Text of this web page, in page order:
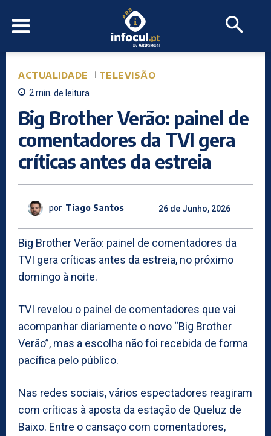
ACTUALIDADE TELEVISÃO
2min. de leitura
Big Brother Verão: painel de
comentadores da TVI gera
críticas antes da estreia
por Tiago Santos 26 de Junho, 2026
Big Brother Verão: painel de comentadores da
TVI gera críticas antes da estreia, no próximo
domingo à noite.
TVI revelou o painel de comentadores que vai
acompanhar diariamente o novo “Big Brother
Verão”, mas a escolha não foi recebida de forma
pacífica pelo público.
Nas redes sociais, vários espectadores reagiram
com críticas à aposta da estação de Queluz de
Baixo. Entre o cansaço com comentadores,